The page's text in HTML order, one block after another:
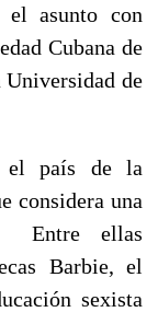
asunto con
Cubana de
de
el país de la
considera una
Entre ellas
Barbie, el
sexista